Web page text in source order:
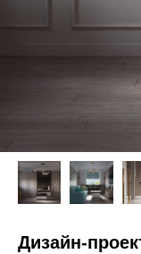
Дизайн-